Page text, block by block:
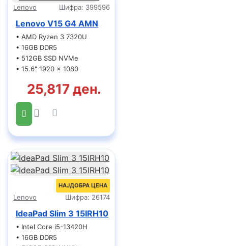
Lenovo Шифра: 399596
Lenovo V15 G4 AMN
• AMD Ryzen 3 7320U
• 16GB DDR5
• 512GB SSD NVMe
• 15.6" 1920 x 1080
25,817 ден.
НАЈДОБРА ЦЕНА
Lenovo Шифра: 26174
IdeaPad Slim 3 15IRH10
• Intel Core i5-13420H
• 16GB DDR5